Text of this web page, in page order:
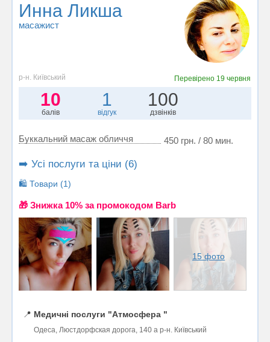
Инна Ликша
масажист
р-н. Київський Перевірено 19 червня
10
балів
1
відгук
100
дзвінків
Буккальний масаж обличчя 450 грн. / 80 мин.
➡️ Усі послуги та ціни (6)
🛍️ Товари (1)
🎁 Знижка 10% за промокодом Barb
15 фото
📍 Медичні послуги "Атмосфера "
Одеса, Люстдорфская дорога, 140 а р-н. Київський